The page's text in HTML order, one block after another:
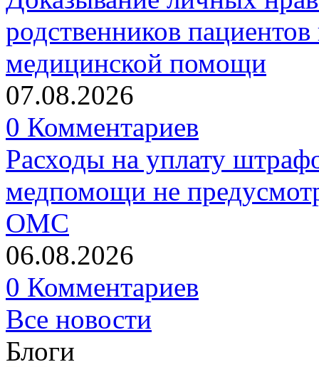
родственников
медицинской помощи
07.08.2026
0 Комментариев
Расходы на уплату
медпомощи не
ОМС
06.08.2026
0 Комментариев
Все новости
Блоги